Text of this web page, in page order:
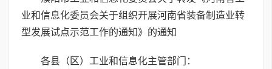
业和信息化委员会关于组织开展河南省装备制造业转
型发展试点示范工作的通知》的通知
各县（区）工业和信息化主管部门：